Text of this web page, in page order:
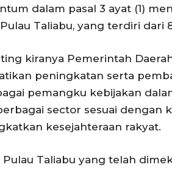
dalam pasal 3 ayat (1)
Taliabu, yang terdiri dari
kiranya Pemerintah
peningkatan serta
pemangku kebijakan
sector sesuai dengan
kesejahteraan rakyat.
Taliabu yang telah